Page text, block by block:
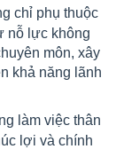
chỉ phụ thuộc
nỗ lực không
môn, xây
khả năng lãnh
làm việc thân
lợi và chính